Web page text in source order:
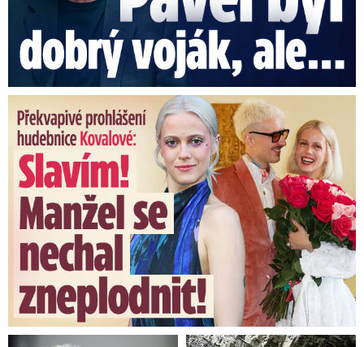
Překvapivé prohlášení hudebnice Kovalové: Slavím! Manžel se ...